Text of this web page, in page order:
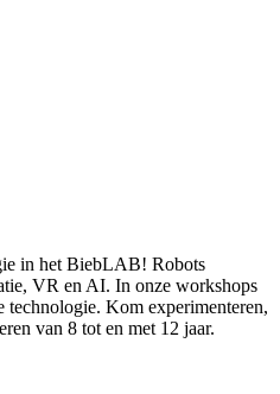
in het BiebLAB! Robots
VR en AI. In onze workshops
technologie. Kom experimenteren,
van 8 tot en met 12 jaar.